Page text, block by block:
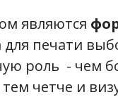
являются
для печати
роль - чем
четче и